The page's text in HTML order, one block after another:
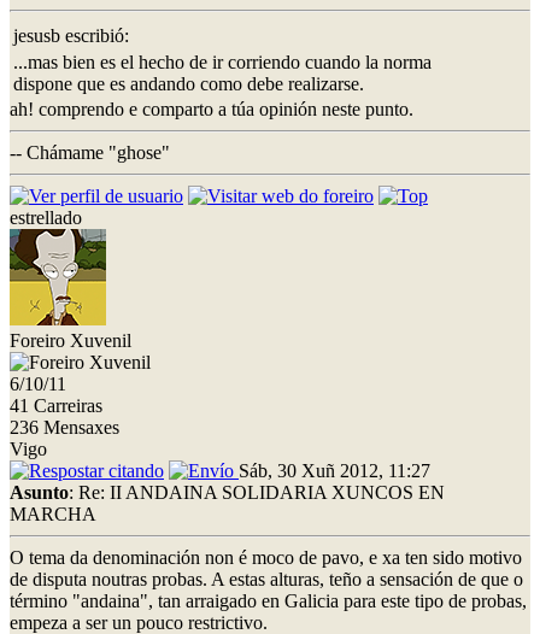
jesusb escribió:
...mas bien es el hecho de ir corriendo cuando la norma
dispone que es andando como debe realizarse.
ah! comprendo e comparto a túa opinión neste punto.
-- Chámame "ghose"
estrellado
Foreiro Xuvenil
6/10/11
41 Carreiras
236 Mensaxes
Vigo
Sáb, 30 Xuñ 2012, 11:27
Asunto: Re: II ANDAINA SOLIDARIA XUNCOS EN
MARCHA
O tema da denominación non é moco de pavo, e xa ten sido motivo
de disputa noutras probas. A estas alturas, teño a sensación de que o
término "andaina", tan arraigado en Galicia para este tipo de probas,
empeza a ser un pouco restrictivo.